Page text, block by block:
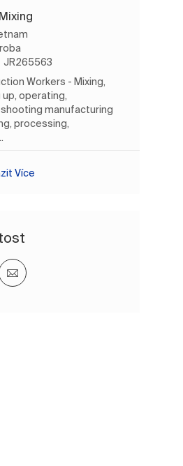
úlohy
JR265563
Workers - Mixing,
operating,
manufacturing
processing,
Více
twitter
přes LinkedIn
Sdílet e-mailem